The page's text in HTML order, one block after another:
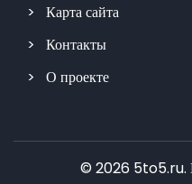
Карта сайта
Контакты
О проекте
© 2026 5to5.ru.